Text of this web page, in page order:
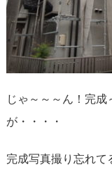
じゃ～～～ん！完
が・・・・
完成写真撮り忘れて